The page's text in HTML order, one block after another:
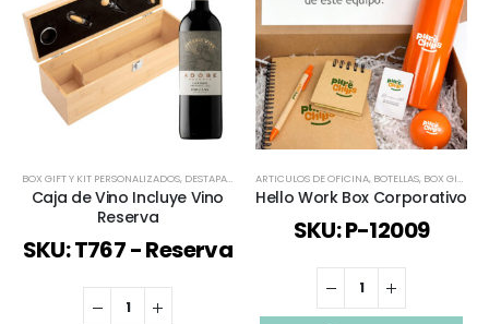
BOX GIFT Y KIT PERSONALIZADOS, DESTAPADORES Y DESCORCHADORES ,ECOLÓGICOS Y
Caja de Vino Incluye Vino
Reserva
SKU: T767 - Reserva
ARTICULOS DE OFICINA, BOTELLAS, BOX GIFT Y KIT PERSONALIZADOS
Hello Work Box Corporativo
SKU: P-12009